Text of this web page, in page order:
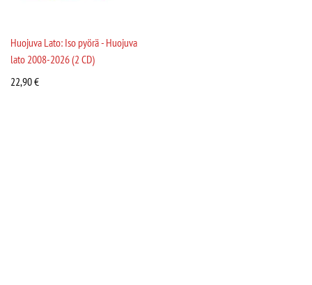
Huojuva Lato: Iso pyörä - Huojuva
lato 2008-2026 (2 CD)
22,90€